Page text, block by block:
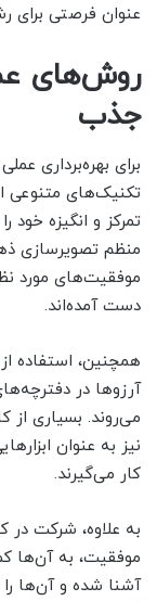
عنوان فرصتی برای
روش‌های
جذب
برای بهره‌برداری
تکنیک‌های متنوعی
تمرکز و انگیزه خود
منظم تصویرسازی
موفقیت‌های مورد
دست آمده‌اند.
همچنین، استفاده
آرزوها در
می‌روند. بسیاری از
نیز به عنوان
کار می‌گیرند.
به علاوه، شرکت در
موفقیت، به آن‌ها
آشنا شده و آن‌ها را